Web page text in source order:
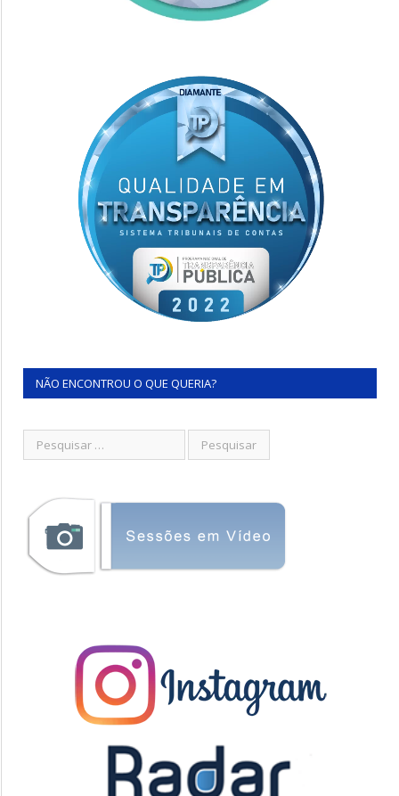
NÃO ENCONTROU O QUE QUERIA?